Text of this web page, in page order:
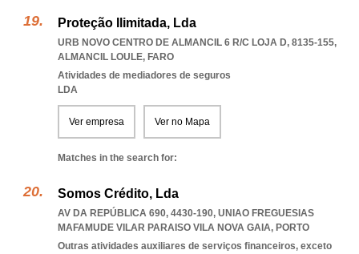
Proteção Ilimitada, Lda
URB NOVO CENTRO DE ALMANCIL 6 R/C LOJA D, 8135-155,
ALMANCIL LOULE, FARO
Atividades de mediadores de seguros
LDA
Ver empresa Ver no Mapa
Matches in the search for:
Somos Crédito, Lda
AV DA REPÚBLICA 690, 4430-190, UNIAO FREGUESIAS
MAFAMUDE VILAR PARAISO VILA NOVA GAIA, PORTO
Outras atividades auxiliares de serviços financeiros, exceto